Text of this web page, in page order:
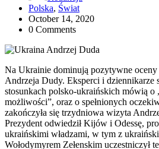
Polska, Świat
October 14, 2020
0 Comments
Na Ukrainie dominują pozytywne
Andrzeja Dudy. Eksperci i dziennikarze
stosunkach polsko-ukraińskich mówią o
możliwości”, oraz o spełnionych
zakończyła się trzydniowa wizyta
Prezydent odwiedził Kijów i Odessę,
ukraińskimi władzami, w tym z
Wołodymyrem Zełenskim uczestniczył